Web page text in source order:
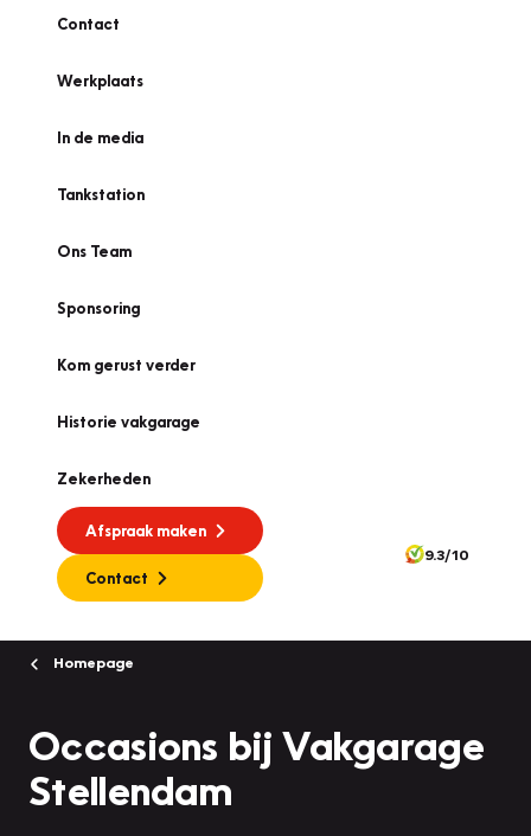
Contact
Werkplaats
In de media
Tankstation
Ons Team
Sponsoring
Kom gerust verder
Historie vakgarage
Zekerheden
Afspraak maken
Contact
9.3/10
Homepage
Occasions bij Vakgarage
Stellendam